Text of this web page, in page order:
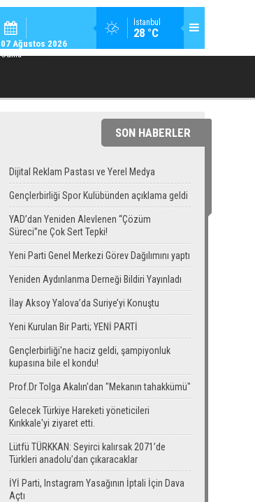
İstanbul
28 °C
07 Ağustos 2026
Cuma
GENÇLERBIRLIĞI SPOR KULÜBÜNDEN AÇIKLAMA
SON HABERLER
Dijital Reklam Pastası ve Yerel Medya
Gençlerbirliği Spor Kulübünden açıklama geldi
YAD’dan Yeniden Alevlenen “Çözüm
Süreci”ne Çok Sert Tepki!
Yeni Parti Genel Merkezi Görev Dağılımını yaptı
Yeniden Aydınlanma Derneği Bildiri Yayınladı
İlay Aksoy Yalova’da Suriye’yi Konuştu
Yeni Kurulan Bir Parti; YENİ PARTİ
Gençlerbirliği'ne haciz geldi, şampiyonluk
kupasına bile el kondu!
Prof.Dr Tolga Akalın'dan "Mekanın tahakkümü"
Gelecek Türkiye Hareketi yöneticileri
Kırıkkale'yi ziyaret etti.
Lütfü TÜRKKAN: Seyirci kalırsak 2071’de
Türkleri anadolu’dan çıkaracaklar
İYİ Parti, Instagram Yasağının İptali İçin Dava
Açtı